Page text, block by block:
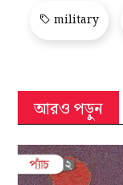
military
আরও পড়ুন